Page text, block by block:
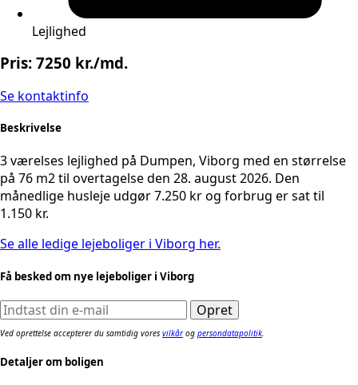
Lejlighed
Pris: 7250 kr./md.
Se kontaktinfo
Beskrivelse
3 værelses lejlighed på Dumpen, Viborg med en størrelse
på 76 m2 til overtagelse den 28. august 2026. Den
månedlige husleje udgør 7.250 kr og forbrug er sat til
1.150 kr.
Se alle ledige lejeboliger i Viborg her.
Få besked om nye lejeboliger i Viborg
Ved oprettelse accepterer du samtidig vores vilkårog persondatapolitik
Detaljer om boligen